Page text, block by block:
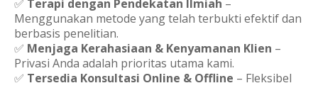
✅ Terapi dengan Pendekatan Ilmiah –
Menggunakan metode yang telah terbukti efektif dan
berbasis penelitian.
✅ Menjaga Kerahasiaan & Kenyamanan Klien –
Privasi Anda adalah prioritas utama kami.
✅ Tersedia Konsultasi Online & Offline – Fleksibel